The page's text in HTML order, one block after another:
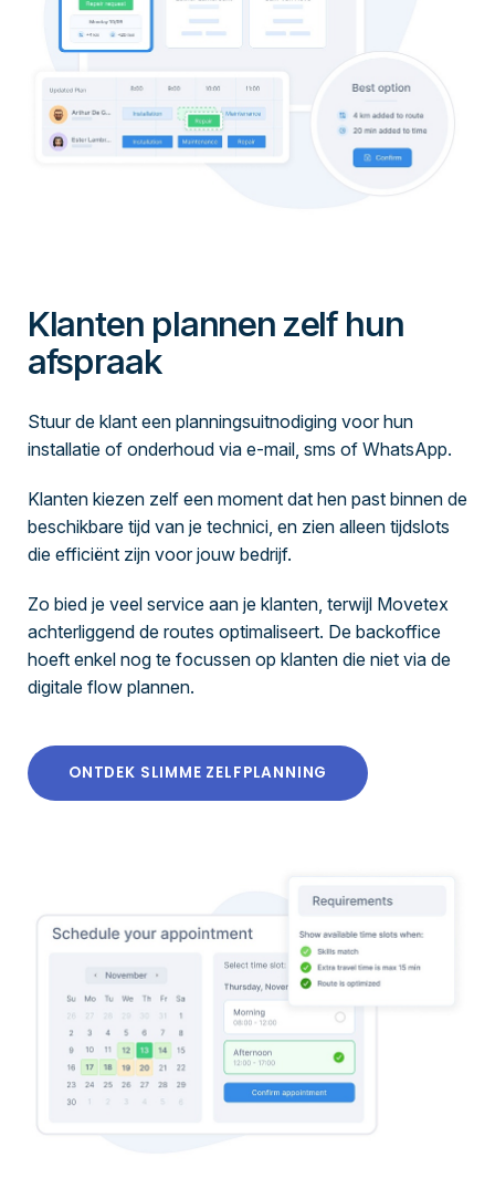
Klanten plannen zelf hun
afspraak
Stuur de klant een planningsuitnodiging voor hun
installatie of onderhoud via e-mail, sms of WhatsApp.
Klanten kiezen zelf een moment dat hen past binnen de
beschikbare tijd van je technici, en zien alleen tijdslots
die efficiënt zijn voor jouw bedrijf.
Zo bied je veel service aan je klanten, terwijl Movetex
achterliggend de routes optimaliseert. De backoffice
hoeft enkel nog te focussen op klanten die niet via de
digitale flow plannen.
ONTDEK SLIMME ZELFPLANNING